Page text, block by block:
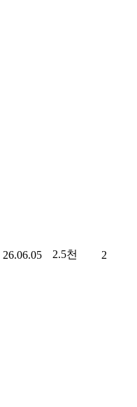
26.06.05 2.5천 2